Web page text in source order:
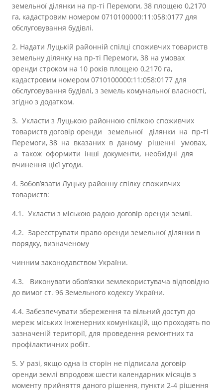
земельної ділянки на пр-ті Перемоги, 38 площею 0,2170
га, кадастровим номером 0710100000:11:058:0177 для
обслуговування будівлі.
2. Надати Луцькій районній спілці споживчих товариств
земельну ділянку на пр-ті Перемоги, 38 на умовах
оренди строком на 10 років площею 0,2170 га,
кадастровим номером 0710100000:11:058:0177 для
обслуговування будівлі, з земель комунальної власності,
згідно з додатком.
3. Укласти з Луцькою районною спілкою споживчих
товариств договір оренди земельної ділянки на пр-ті
Перемоги, 38 на вказаних в даному рішенні умовах,
а також оформити інші документи, необхідні для
вчинення цієї угоди.
4. Зобов’язати Луцьку районну спілку споживчих
товариств:
4.1. Укласти з міською радою договір оренди землі.
4.2. Зареєструвати право оренди земельної ділянки в
порядку, визначеному
чинним законодавством України.
4.3. Виконувати обов’язки землекористувача відповідно
до вимог ст. 96 Земельного кодексу України.
4.4. Забезпечувати збереження та вільний доступ до
мереж міських інженерних комунікацій, що проходять по
зазначеній території, для проведення ремонтних та
профілактичних робіт.
5. У разі, якщо одна із сторін не підписала договір
оренди землі впродовж шести календарних місяців з
моменту прийняття даного рішення, пункти 2-4 рішення